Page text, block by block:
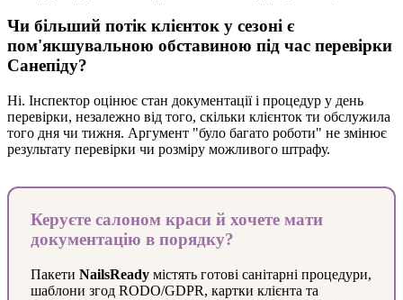
Чи більший потік клієнток у сезоні є
пом'якшувальною обставиною під час перевірки
Санепіду?
Ні. Інспектор оцінює стан документації і процедур у день
перевірки, незалежно від того, скільки клієнток ти обслужила
того дня чи тижня. Аргумент "було багато роботи" не змінює
результату перевірки чи розміру можливого штрафу.
Керуєте салоном краси й хочете мати
документацію в порядку?
Пакети NailsReady містять готові санітарні процедури,
шаблони згод RODO/GDPR, картки клієнта та